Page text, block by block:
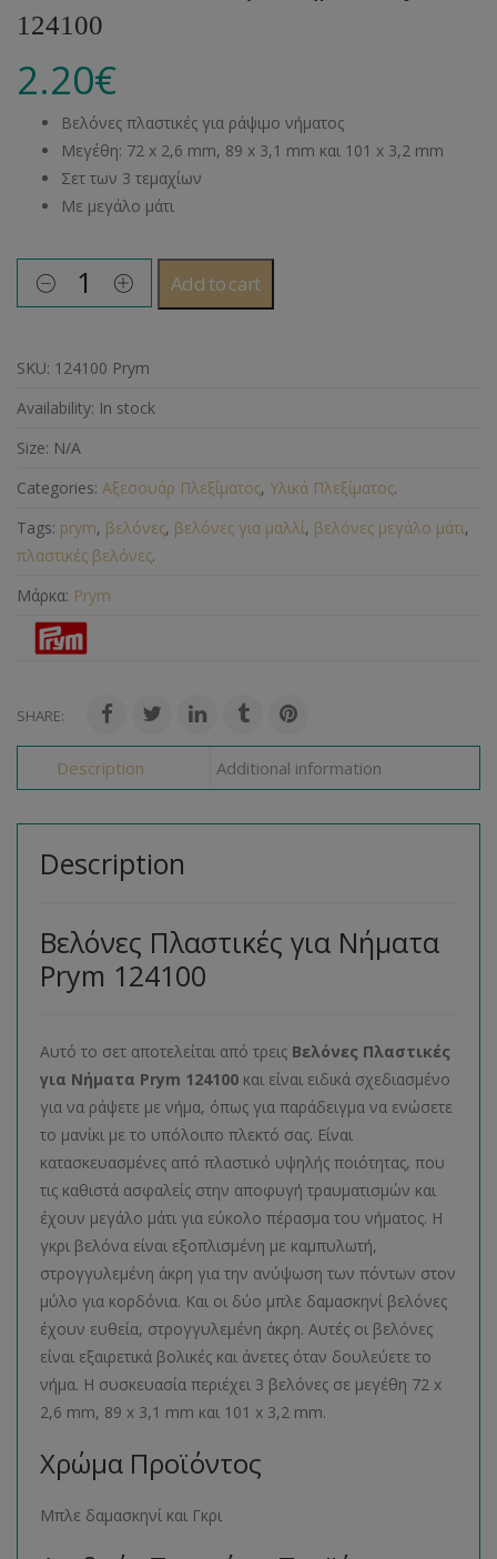
124100
2.20€
Βελόνες πλαστικές για ράψιμο νήματος
Μεγέθη: 72 x 2,6 mm, 89 x 3,1 mm και 101 x 3,2 mm
Σετ των 3 τεμαχίων
Με μεγάλο μάτι
Add to cart
SKU: 124100 Prym
Availability: In stock
Size: N/A
Categories: Αξεσουάρ Πλεξίματος, Υλικά Πλεξίματος.
Tags: prym, βελόνες, βελόνες για μαλλί, βελόνες μεγάλο μάτι,
πλαστικές βελόνες.
Μάρκα: Prym
SHARE:
Description Additional information
Description
Βελόνες Πλαστικές για Νήματα
Prym 124100
Αυτό το σετ αποτελείται από τρεις Βελόνες Πλαστικές
για Νήματα Prym 124100 και είναι ειδικά σχεδιασμένο
για να ράψετε με νήμα, όπως για παράδειγμα να ενώσετε
το μανίκι με το υπόλοιπο πλεκτό σας. Είναι
κατασκευασμένες από πλαστικό υψηλής ποιότητας, που
τις καθιστά ασφαλείς στην αποφυγή τραυματισμών και
έχουν μεγάλο μάτι για εύκολο πέρασμα του νήματος. Η
γκρι βελόνα είναι εξοπλισμένη με καμπυλωτή,
στρογγυλεμένη άκρη για την ανύψωση των πόντων στον
μύλο για κορδόνια. Και οι δύο μπλε δαμασκηνί βελόνες
έχουν ευθεία, στρογγυλεμένη άκρη. Αυτές οι βελόνες
είναι εξαιρετικά βολικές και άνετες όταν δουλεύετε το
νήμα. Η συσκευασία περιέχει 3 βελόνες σε μεγέθη 72 x
2,6 mm, 89 x 3,1 mm και 101 x 3,2 mm.
Χρώμα Προϊόντος
Μπλε δαμασκηνί και Γκρι